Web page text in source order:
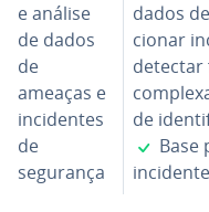
e análise
de dados
de
ameaças e
in­ci­den­tes
de
segurança
dados
ci­o­nar
detectar
de
✓
Base